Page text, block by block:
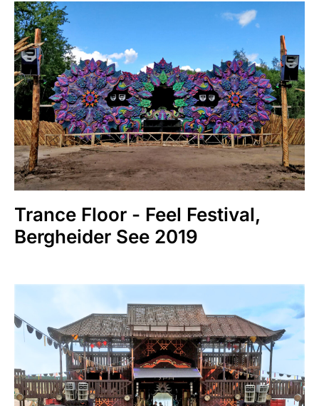
Trance Floor - Feel Festival,
Bergheider See 2019